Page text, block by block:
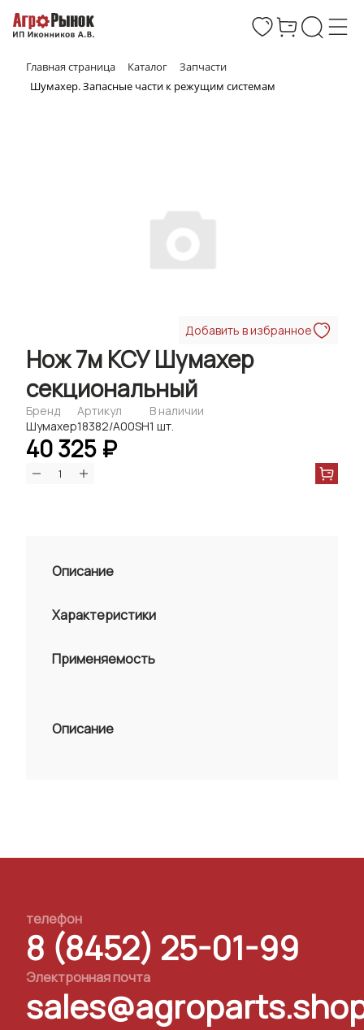
Главная страница Каталог
Запчасти
Шумахер. Запасные части к режущим системам
Добавить в избранное
Нож 7м КСУ Шумахер
секциональный
Бренд
Шумахер
Артикул
18382/A00SH
В наличии
1 шт.
40 325 ₽
Описание
Характеристики
Применяемость
Описание
телефон
8 (8452) 25-01-99
Электронная почта